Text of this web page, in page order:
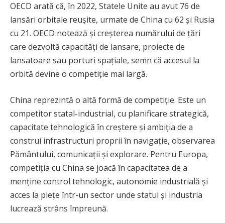
OECD arată că, în 2022, Statele Unite au avut 76 de
lansări orbitale reușite, urmate de China cu 62 și Rusia
cu 21. OECD notează și creșterea numărului de țări
care dezvoltă capacități de lansare, proiecte de
lansatoare sau porturi spațiale, semn că accesul la
orbită devine o competiție mai largă.
China reprezintă o altă formă de competiție. Este un
competitor statal-industrial, cu planificare strategică,
capacitate tehnologică în creștere și ambiția de a
construi infrastructuri proprii în navigație, observarea
Pământului, comunicații și explorare. Pentru Europa,
competiția cu China se joacă în capacitatea de a
menține control tehnologic, autonomie industrială și
acces la piețe într-un sector unde statul și industria
lucrează strâns împreună.